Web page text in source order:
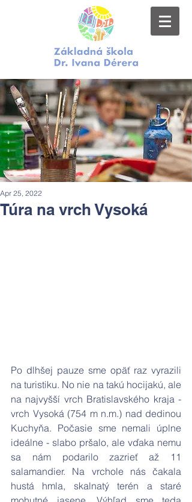
Túra na vrch Vysoká
Apr 25, 2022
Po dlhšej pauze sme opäť raz vyrazili
na turistiku. No nie na takú hocijakú, ale
na najvyšší vrch Bratislavského kraja -
vrch Vysoká (754 m n.m.) nad dedinou
Kuchyňa. Počasie sme nemali úplne
ideálne - slabo pršalo, ale vďaka nemu
sa nám podarilo zazrieť až 11
salamandier. Na vrchole nás čakala
hustá hmla, skalnatý terén a staré